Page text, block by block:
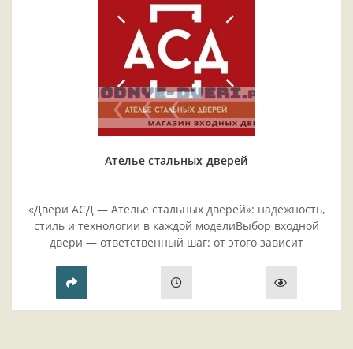
Ателье стальных дверей
«Двери АСД — Ателье стальных дверей»: надёжность,
стиль и технологии в каждой моделиВыбор входной
двери — ответственный шаг: от этого зависит
прихожей..